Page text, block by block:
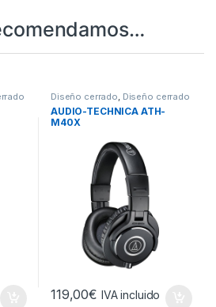
Diseño cerrado, Diseño cerrado
AUDIO-TECHNICA ATH-
M40X
119,00€ IVA incluido